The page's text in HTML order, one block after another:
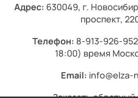
Адрес: 630049, г.
проспект,
Телефон: 8-913-926-
18:00) время
Email: info@elza-